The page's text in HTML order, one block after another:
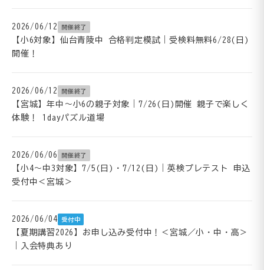
2026/06/12 開催終了
【小6対象】仙台青陵中 合格判定模試｜受検料無料6/28(日)
開催！
2026/06/12 開催終了
【宮城】年中～小6の親子対象｜7/26(日)開催 親子で楽しく
体験！ 1dayパズル道場
2026/06/06 開催終了
【小4～中3対象】7/5(日)・7/12(日)｜英検プレテスト 申込
受付中＜宮城＞
2026/06/04 受付中
【夏期講習2026】お申し込み受付中！＜宮城／小・中・高＞
｜入会特典あり